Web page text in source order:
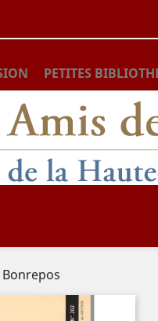
PETITES
Bonrepos